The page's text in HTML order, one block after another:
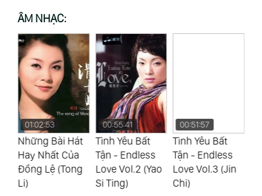
ÂM NHẠC:
01:02:53
Những Bài Hát
Hay Nhất Của
Đồng Lệ (Tong
Li)
00:55:41
Tình Yêu Bất
Tận - Endless
Love Vol.2 (Yao
Si Ting)
00:51:57
Tình Yêu Bất
Tận - Endless
Love Vol.3 (Jin
Chi)